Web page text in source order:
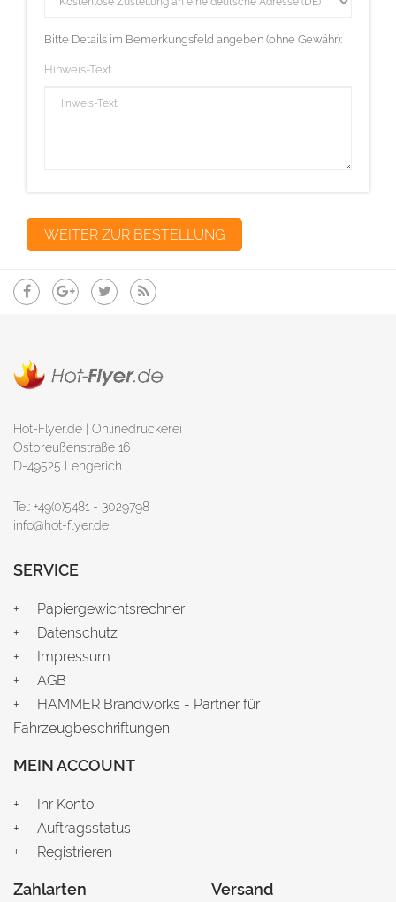
Bitte Details im Bemerkungsfeld angeben (ohne Gewähr):
Hinweis-Text
Hot-Flyer.de | Onlinedruckerei
Ostpreußenstraße 16
D-49525 Lengerich
Tel: +49(0)5481 - 3029798
info@hot-flyer.de
SERVICE
Papiergewichtsrechner
Datenschutz
Impressum
AGB
HAMMER Brandworks - Partner für
Fahrzeugbeschriftungen
MEIN ACCOUNT
Ihr Konto
Auftragsstatus
Registrieren
Zahlarten Versand